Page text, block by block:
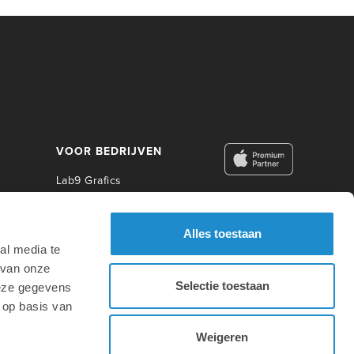
media te
onze
gegevens
basis van
Alles toestaan
Selectie toestaan
Weigeren
VOOR BEDRIJVEN
Lab9 Grafics
Lab9 Academy
VOOR ONDERWIJS